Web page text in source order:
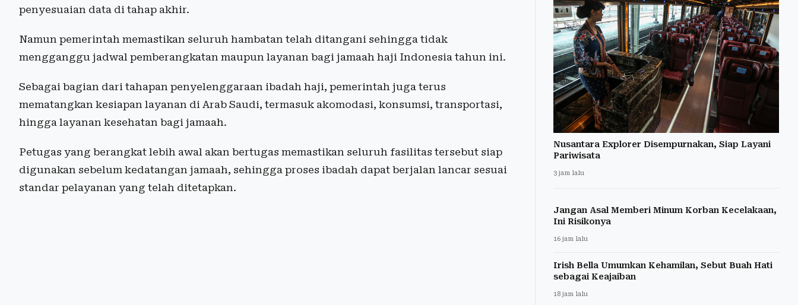
penyesuaian data di tahap akhir.
Namun pemerintah memastikan seluruh hambatan telah ditangani sehingga tidak
mengganggu jadwal pemberangkatan maupun layanan bagi jamaah haji Indonesia tahun ini.
Sebagai bagian dari tahapan penyelenggaraan ibadah haji, pemerintah juga terus
mematangkan kesiapan layanan di Arab Saudi, termasuk akomodasi, konsumsi, transportasi,
hingga layanan kesehatan bagi jamaah.
Petugas yang berangkat lebih awal akan bertugas memastikan seluruh fasilitas tersebut siap
digunakan sebelum kedatangan jamaah, sehingga proses ibadah dapat berjalan lancar sesuai
standar pelayanan yang telah ditetapkan.
Nusantara Explorer Disempurnakan, Siap Layani
Pariwisata
3 jam lalu
Jangan Asal Memberi Minum Korban Kecelakaan,
Ini Risikonya
16 jam lalu
Irish Bella Umumkan Kehamilan, Sebut Buah Hati
sebagai Keajaiban
18 jam lalu